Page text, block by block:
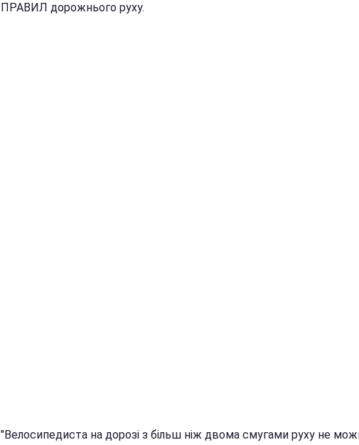
ПРАВИЛ дорожнього руху.
"Велосипедиста на дорозі з більш ніж двома смугами руху не